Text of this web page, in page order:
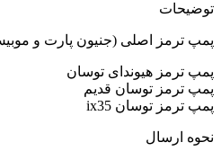
توضیحات
پمپ ترمز اصلی (جنیون پارت و
پمپ ترمز هیوندای توسان
پمپ ترمز توسان قدیم
پمپ ترمز توسان ix35
نحوه ارسال